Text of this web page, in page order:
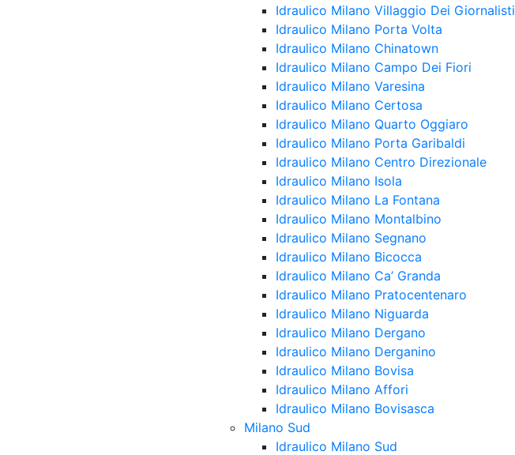
Idraulico Milano Villaggio Dei Giornalisti
Idraulico Milano Porta Volta
Idraulico Milano Chinatown
Idraulico Milano Campo Dei Fiori
Idraulico Milano Varesina
Idraulico Milano Certosa
Idraulico Milano Quarto Oggiaro
Idraulico Milano Porta Garibaldi
Idraulico Milano Centro Direzionale
Idraulico Milano Isola
Idraulico Milano La Fontana
Idraulico Milano Montalbino
Idraulico Milano Segnano
Idraulico Milano Bicocca
Idraulico Milano Ca’ Granda
Idraulico Milano Pratocentenaro
Idraulico Milano Niguarda
Idraulico Milano Dergano
Idraulico Milano Derganino
Idraulico Milano Bovisa
Idraulico Milano Affori
Idraulico Milano Bovisasca
Milano Sud
Idraulico Milano Sud